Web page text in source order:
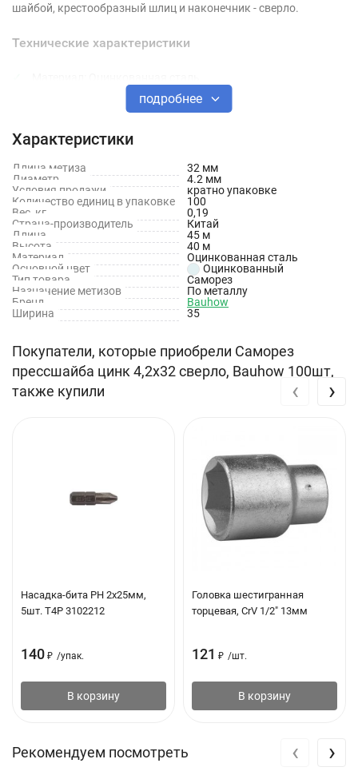
шайбой, крестообразный шлиц и наконечник - сверло.
Технические характеристики
Длина: 32 мм
подробнее
Характеристики
Длина метиза
32 мм
Диаметр
4.2 мм
Условия продажи
кратно упаковке
Количество единиц в упаковке
100
Вес, кг
0,19
Страна-производитель
Китай
Длина
45 м
Высота
40 м
Материал
Оцинкованная сталь
Основной цвет
Оцинкованный
Тип товара
Саморез
Назначение метизов
По металлу
Бренд
Bauhow
Ширина
35
Покупатели, которые приобрели Саморез
прессшайба цинк 4,2х32 сверло, Bauhow 100шт,
также купили
Насадка-бита PH 2х25мм,
5шт. T4P 3102212
140 ₽ /упак.
В корзину
Головка шестигранная
торцевая, CrV 1/2" 13мм
121 ₽ /шт.
В корзину
‹ ›
Рекомендуем посмотреть ‹ ›